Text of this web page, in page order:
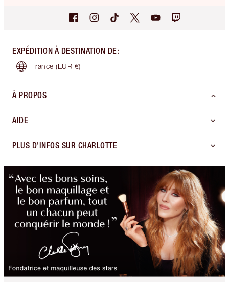
EXPÉDITION À DESTINATION DE:
France (EUR €)
À PROPOS
AIDE
PLUS D'INFOS SUR CHARLOTTE